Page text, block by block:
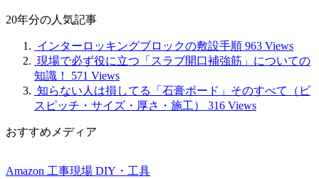
20年分の人気記事
インターロッキングブロックの敷設手順 963 Views
現場で必ず役に立つ「スラブ開口補強筋」についての
知識！
571 Views
知らない人は損してる「石膏ボード」そのすべて（ビ
スピッチ・サイズ・厚さ・施工）
316 Views
おすすめメディア
Amazon 工事現場 DIY・工具